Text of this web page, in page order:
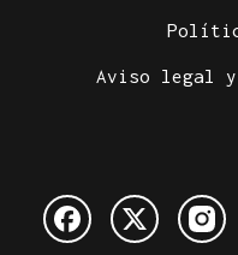
Aviso legal y